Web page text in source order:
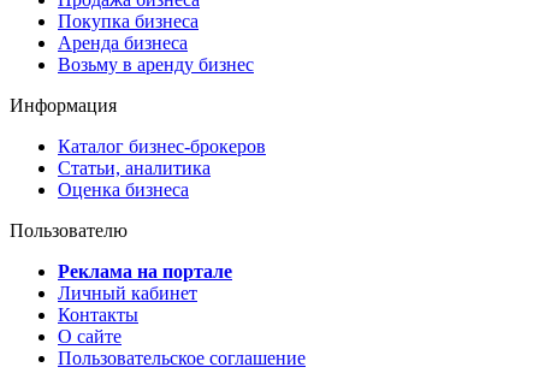
Покупка бизнеса
Аренда бизнеса
Возьму в аренду бизнес
Информация
Каталог бизнес-брокеров
Статьи, аналитика
Оценка бизнеса
Пользователю
Реклама на портале
Личный кабинет
Контакты
О сайте
Пользовательское соглашение